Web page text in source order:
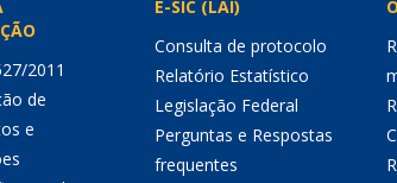
2011
de
e
E-SIC (LAI)
Consulta de protocolo
Relatório Estatístico
Legislação Federal
Perguntas e Respostas
frequentes